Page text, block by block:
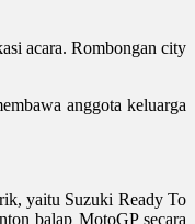
acara. Rombongan city
anggota keluarga
yaitu Suzuki Ready To
balap MotoGP secara